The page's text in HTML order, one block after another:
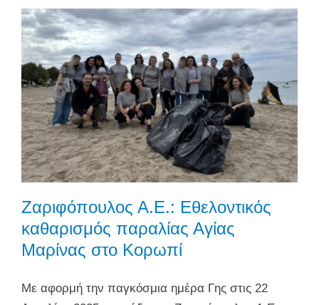
Ζαριφόπουλος Α.Ε.: Εθελοντικός
καθαρισμός παραλίας Αγίας
Μαρίνας στο Κορωπί
Με αφορμή την παγκόσμια ημέρα Γης στις 22